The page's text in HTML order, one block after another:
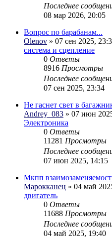
Последнее
08 мар 2026, 20:05
Вопрос по барабанам...
Olenov » 07 сен 2025,
система и сцепление
0 Ответы
8916 Просмотры
Последнее
07 сен 2025, 23:34
Не гаснет свет в
Andrey_083 » 07 июн
Электроника
0 Ответы
11281 Просмотры
Последнее
07 июн 2025, 14:15
Мкпп
Марокканец » 04 май
двигатель
0 Ответы
11688 Просмотры
Последнее
04 май 2025, 19:40